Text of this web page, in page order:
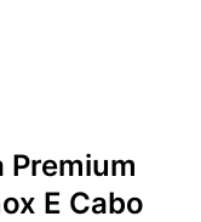
Premium
E Cabo